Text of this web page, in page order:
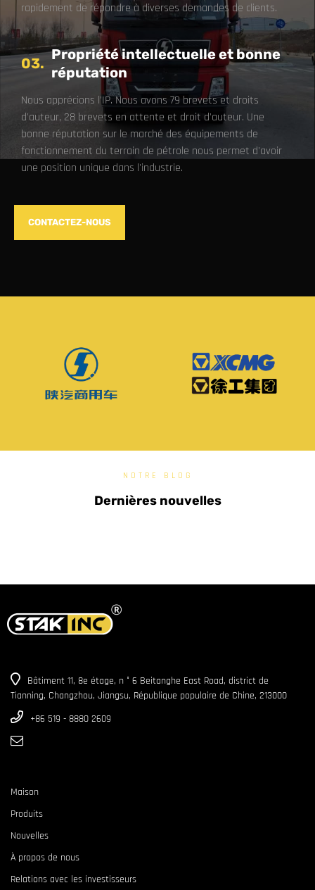
rapidement de répondre à diverses demandes de clients.
03.
Propriété intellectuelle et bonne
réputation
Nous apprécions l'IP. Nous avons 79 brevets et droits
d'auteur, 28 brevets en attente et droit d'auteur. Une
bonne réputation sur le marché des équipements de
fonctionnement du terrain de pétrole nous permet d'avoir
une position unique dans l'industrie.
CONTACTEZ-NOUS
NOTRE BLOG
Dernières nouvelles
Bâtiment 11, 8e étage, n ° 6 Beitanghe East Road, district de
Tianning, Changzhou, Jiangsu, République populaire de Chine, 213000
+86 519 - 8880 2609
Maison
Produits
Nouvelles
À propos de nous
Relations avec les investisseurs